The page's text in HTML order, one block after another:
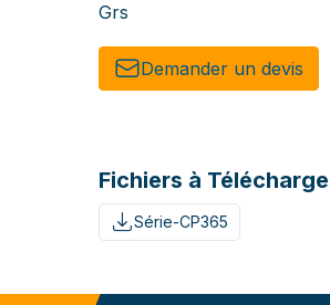
Grs
Demander un de​​vis​​
Fichiers à
Série-CP365